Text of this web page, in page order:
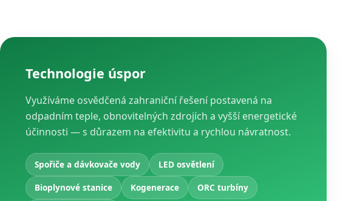
Technologie úspor
Využíváme osvědčená zahraniční řešení postavená na
odpadním teple, obnovitelných zdrojích a vyšší energetické
účinnosti — s důrazem na efektivitu a rychlou návratnost.
Spořiče a dávkovače vody
LED osvětlení
Bioplynové stanice
Kogenerace
ORC turbíny